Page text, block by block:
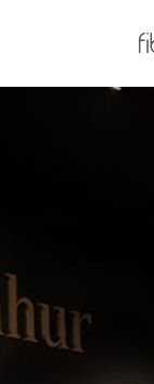
ANA SAYFA
İLETİŞİM